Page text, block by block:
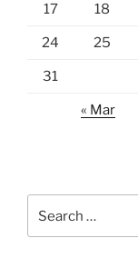
17 18
24 25
31
« Mar
for: